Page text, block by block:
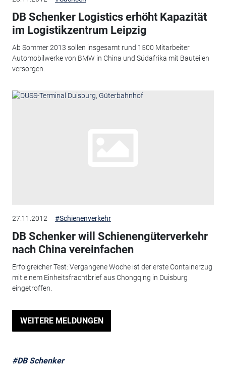
DB Schenker Logistics erhöht Kapazität
im Logistikzentrum Leipzig
Ab Sommer 2013 sollen insgesamt rund 1500 Mitarbeiter
Automobilwerke von BMW in China und Südafrika mit Bauteilen
versorgen.
27.11.2012 #Schienenverkehr
DB Schenker will Schienengüterverkehr
nach China vereinfachen
Erfolgreicher Test: Vergangene Woche ist der erste Containerzug
mit einem Einheitsfrachtbrief aus Chongqing in Duisburg
eingetroffen.
WEITERE MELDUNGEN
#DB Schenker